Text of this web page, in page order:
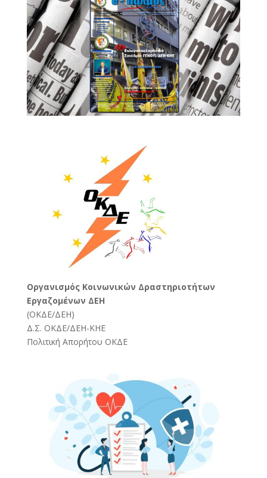
Oργανισμός Κοινωνικών Δραστηριοτήτων
Εργαζομένων ΔΕΗ
(ΟΚΔΕ/ΔΕΗ)
Δ.Σ. ΟΚΔΕ/ΔΕΗ-ΚΗΕ
Πολιτική Απορήτου ΟΚΔΕ